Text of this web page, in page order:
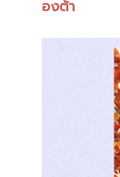
องต้า